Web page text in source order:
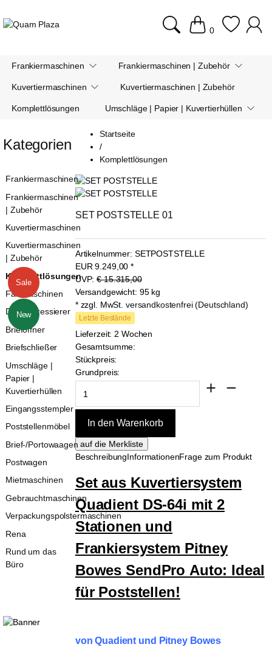
0
Frankiermaschinen Frankiermaschinen | Zubehör
Kuvertiermaschinen Kuvertiermaschinen | Zubehör
Komplettlösungen Umschläge | Papier | Kuvertierhüllen
Startseite
/
Komplettlösungen
Sale
New
SET POSTSTELLE 01
Artikelnummer: SETPOSTSTELLE
EUR 9.249,00 *
UVP:€ 15.315,00
Versandgewicht: 95 kg
* zzgl. MwSt. versandkostenfrei (Deutschland)
Letzte Bestände
Lieferzeit: 2 Wochen
Gesamtsumme:
Stückpreis:
Grundpreis:
BeschreibungInformationenFrage zum Produkt
Set aus Kuvertiersystem
QuadientDS-64i mit 2
Stationen und
Frankiersystem Pitney
BowesSendPro Auto: Ideal
für Poststellen!
von Quadient und Pitney Bowes
Kategorien
Frankiermaschinen
Frankiermaschinen
| Zubehör
Kuvertiermaschinen
Kuvertiermaschinen
| Zubehör
Komplettlösungen
Falzmaschinen
Direktadressierer
Brieföffner
Briefschließer
Umschläge |
Papier |
Kuvertierhüllen
Eingangsstempler
Poststellenmöbel
Brief-/Portowaagen
Postwagen
Mietmaschinen
Gebrauchtmaschinen
Verpackungspolstermaschinen
Rena
Rund um das
Büro